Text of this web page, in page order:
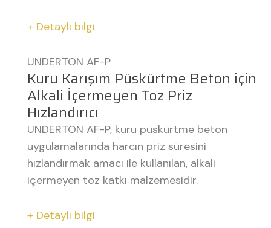
+ Detaylı bilgi
UNDERTON AF-P
Kuru Karışım Püskürtme Beton için
Alkali İçermeyen Toz Priz
Hızlandırıcı
UNDERTON AF-P, kuru püskürtme beton
uygulamalarında harcın priz süresini
hızlandırmak amacı ile kullanılan, alkali
içermeyen toz katkı malzemesidir.
+ Detaylı bilgi